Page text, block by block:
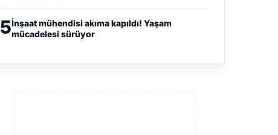
5İnşaat mühendisi akıma kapıldı! Yaşam
mücadelesi sürüyor